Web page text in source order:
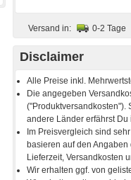
Versand in: 0-2 Tage
Disclaimer